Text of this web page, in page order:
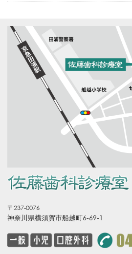
〒237-0076
神奈川県横須賀市船越町6-69-1